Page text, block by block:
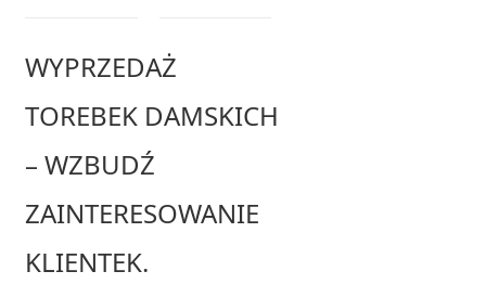
WYPRZEDAŻ
TOREBEK DAMSKICH
– WZBUDŹ
ZAINTERESOWANIE
KLIENTEK.